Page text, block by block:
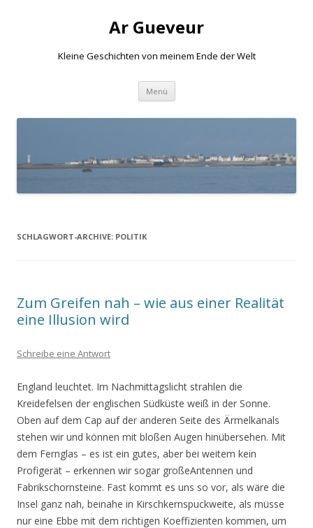
Ar Gueveur
Kleine Geschichten von meinem Ende der Welt
Menü Springe
Inhalt
SCHLAGWORT-ARCHIVE: POLITIK
Zum Greifen nah – wie aus einer Realität
eine Illusion wird
Schreibe eine Antwort
England leuchtet. Im Nachmittagslicht strahlen die
Kreidefelsen der englischen Südküste weiß in der Sonne.
Oben auf dem Cap auf der anderen Seite des Ärmelkanals
stehen wir und können mit bloßen Augen hinübersehen. Mit
dem Fernglas – es ist ein gutes, aber bei weitem kein
Profigerät – erkennen wir sogar großeAntennen und
Fabrikschornsteine. Fast kommt es uns so vor, als wäre die
Insel ganz nah, beinahe in Kirschkernspuckweite, als müsse
nur eine Ebbe mit dem richtigen Koeffizienten kommen, um